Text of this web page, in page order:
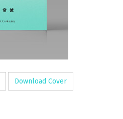
Download Cover